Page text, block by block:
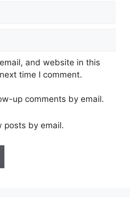
and website in this
time I comment.
up comments by email.
posts by email.